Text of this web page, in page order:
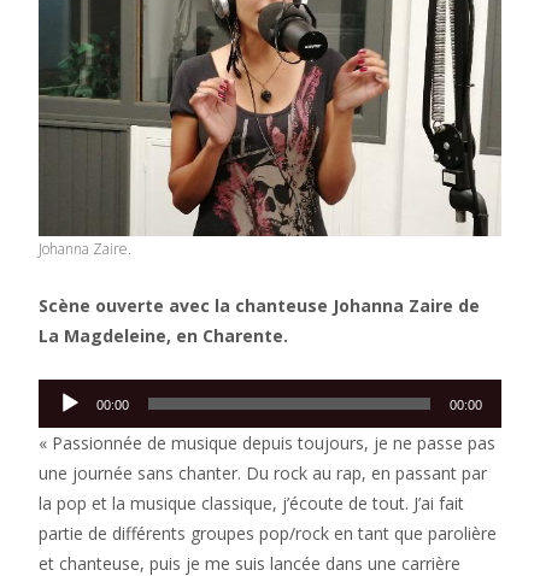
Johanna Zaire.
Scène ouverte avec la chanteuse Johanna Zaire de
La Magdeleine, en Charente.
Lecteur
audio
00:00 00:00
« Passionnée de musique depuis toujours, je ne passe pas
une journée sans chanter. Du rock au rap, en passant par
la pop et la musique classique, j’écoute de tout. J’ai fait
partie de différents groupes pop/rock en tant que parolière
et chanteuse, puis je me suis lancée dans une carrière